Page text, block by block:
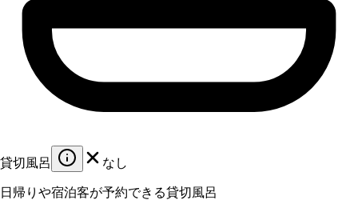
貸切風呂 なし
日帰りや宿泊客が予約できる貸切風呂